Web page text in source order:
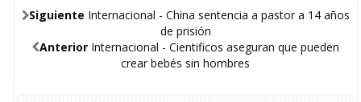
Siguiente Internacional - China sentencia a pastor a 14 años
de prisión
Anterior Internacional - Cientificos aseguran que pueden
crear bebés sin hombres